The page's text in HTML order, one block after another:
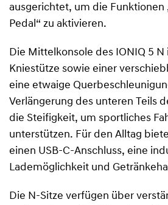
ausgerichtet, um die Funktionen
Pedal“ zu aktivieren.
Die Mittelkonsole des IONIQ 5
Kniestütze sowie einer
eine etwaige
Verlängerung des unteren Teils
die Steifigkeit, um sportliches
unterstützen. Für den Alltag
einen USB-C-Anschluss, eine
Lademöglichkeit und
Die N-Sitze verfügen über